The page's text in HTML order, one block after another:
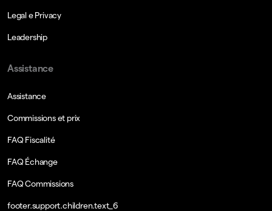
Legal e Privacy
Leadership
Assistance
Assistance
Commissions et prix
FAQ Fiscalité
FAQ Échange
FAQ Commissions
footer.support.children.text_6